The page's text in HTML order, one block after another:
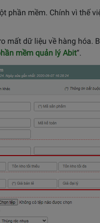
phần mềm. Chính vì thế
mất dữ liệu về hàng hóa.
mềm quản lý Abit“.